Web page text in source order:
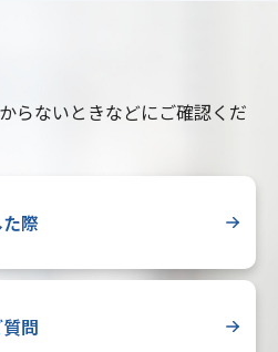
らないときなどにご確認くだ
際
問